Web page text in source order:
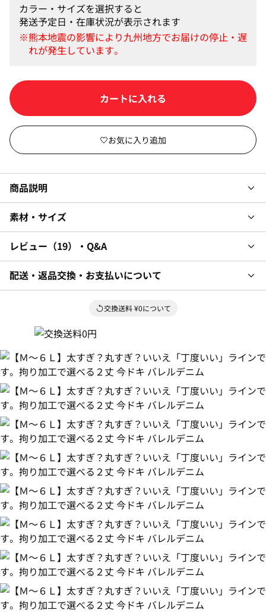
カラー・サイズを選択すると
発送予定日・在庫状況が表示されます
カートに入れる
商品説明
素材・サイズ
レビュー 19 ・Q&A
配送・返品交換・お支払いについて
交換送料 ¥0について